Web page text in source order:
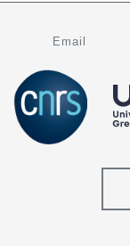
Email